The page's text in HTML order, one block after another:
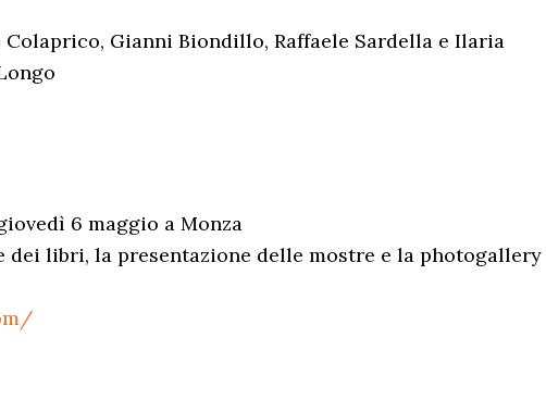
Gianni Biondillo, Raffaele Sardella e Ilaria
6 maggio a Monza
dei libri, la presentazione delle mostre e la photogallery